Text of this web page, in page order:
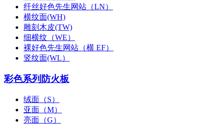
纤丝好色先生网站（LN）
横纹面(WH)
雕刻木皮(TW)
细横纹（WE）
裸好色先生网站（横 EF）
竖纹面(WL）
彩色系列防火板
绒面（S）
亚面（M）
亮面（G）